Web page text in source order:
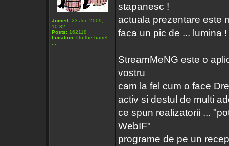
Joined: 23 Jun 2009,
10:32
Posts: 162118
Location: On the barrel
stapanesc !
actuala prezentare este
faca un pic de ... lumina !
StreamMeNG este o
vostru
cam la fel cum o face
activ si destul de multi
ce spun realizatorii ...
WebIF"
programe de pe un